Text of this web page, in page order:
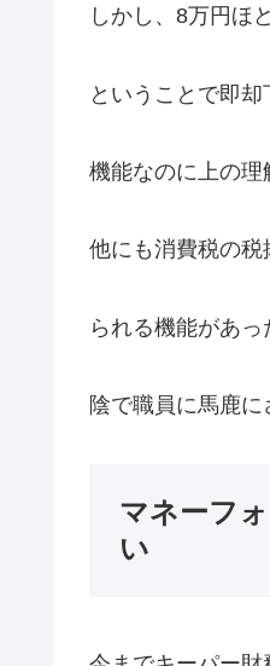
しかし、8万円ほ
ということで即
機能なのに上の理
他にも消費税の税
られる機能があ
陰で職員に馬鹿に
マネーフ
い